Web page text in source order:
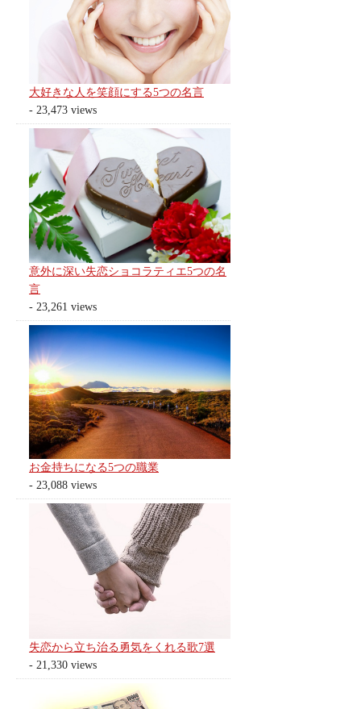
大好きな人を笑顔にする5つの名言
- 23,473 views
意外に深い失恋ショコラティエ5つの名
言
- 23,261 views
お金持ちになる5つの職業
- 23,088 views
失恋から立ち治る勇気をくれる歌7選
- 21,330 views